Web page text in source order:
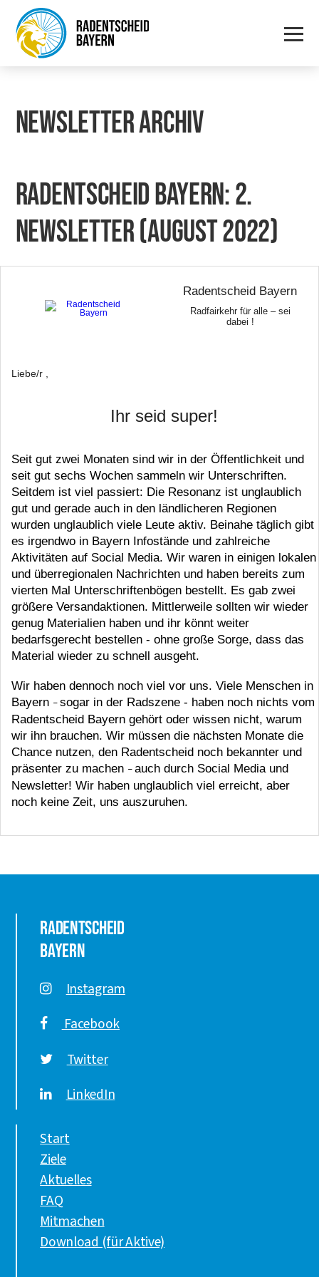
NEWS­LET­TER ARCHIV
RADENT­SCHEID BAY­ERN: 2.
News­let­ter (August 2022)
Radentscheid
Bayern
Instagram
Facebook
Twitter
LinkedIn
Start
Ziele
Aktuelles
FAQ
Mitmachen
Download (für Aktive)